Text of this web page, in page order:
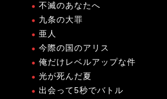
不滅のあなたへ
九条の大罪
亜人
今際の国のアリス
俺だけレベルアップな件
光が死んだ夏
出会って5秒でバトル